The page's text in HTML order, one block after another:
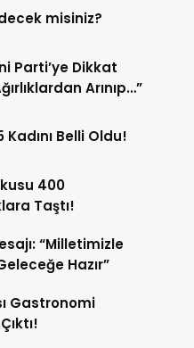
misiniz?
Parti’ye Dikkat
Arınıp…”
Kadını Belli Oldu!
400
Taştı!
“Milletimizle
Hazır”
Gastronomi